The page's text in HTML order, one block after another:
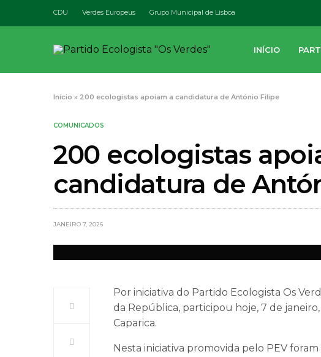
CDU Verdes Europeus Grupo Municipal de Lisboa
INÍCIO
Início » 200 ecologistas apoiam a candidatura de António Filipe
COMUNICADOS
200 ecologistas
candidatura de
JANEIRO 7, 2026
Por iniciativa do Partido Ecologista Os
da República, participou hoje, 7 de
Caparica.
Nesta iniciativa promovida pelo PEV